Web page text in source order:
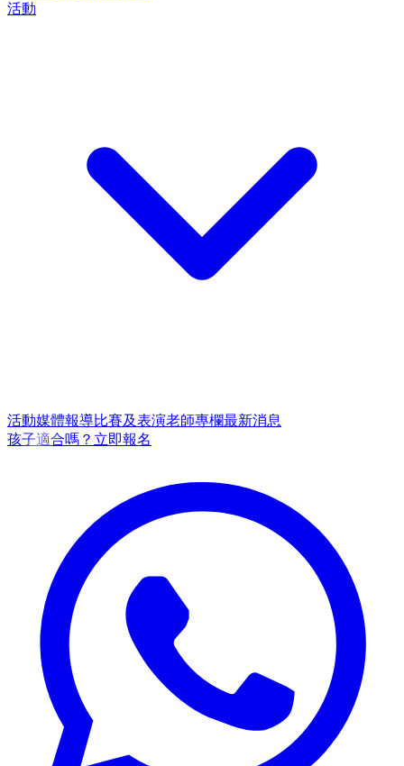
活動
活動媒體報導比賽及表演老師專欄最新消息
孩子適合嗎？ 立即報名